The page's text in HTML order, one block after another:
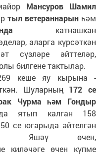
Мансуров Шамил
тыл ветераннарын һәм
катнашкан
аларга күрсәткән
сүзләре әйттеләр,
билгене тактылар.
кеше яу кырына -
Шуларның 172 се
Чурма һәм Гондыр
ятып калган 158
се югарыда әйтелгән
Яшәү өчен,
киләчәге өчен күпме